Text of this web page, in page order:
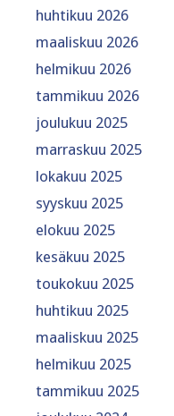
huhtikuu 2026
maaliskuu 2026
helmikuu 2026
tammikuu 2026
joulukuu 2025
marraskuu 2025
lokakuu 2025
syyskuu 2025
elokuu 2025
kesäkuu 2025
toukokuu 2025
huhtikuu 2025
maaliskuu 2025
helmikuu 2025
tammikuu 2025